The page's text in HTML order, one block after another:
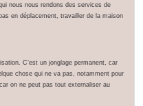
nous nous rendons des services de
en déplacement, travailler de la maison
C’est un jonglage permanent, car
chose qui ne va pas, notamment pour
on ne peut pas tout externaliser au